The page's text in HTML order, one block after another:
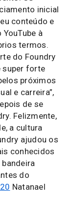
inicial
conteúdo e
à
termos.
do Foundry
super forte
próximos
e carreira”,
de se
Felizmente,
a cultura
ajudou os
conhecidos
bandeira
do
Natanael